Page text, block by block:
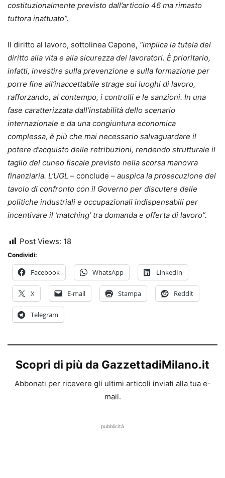
costituzionalmente previsto dall’articolo 46 ma rimasto
tuttora inattuato”.
Il diritto al lavoro, sottolinea Capone, “implica la tutela del
diritto alla vita e alla sicurezza dei lavoratori. È prioritario,
infatti, investire sulla prevenzione e sulla formazione per
porre fine all’inaccettabile strage sui luoghi di lavoro,
rafforzando, al contempo, i controlli e le sanzioni. In una
fase caratterizzata dall’instabilità dello scenario
internazionale e da una congiuntura economica
complessa, è più che mai necessario salvaguardare il
potere d’acquisto delle retribuzioni, rendendo strutturale il
taglio del cuneo fiscale previsto nella scorsa manovra
finanziaria. L’UGL – conclude – auspica la prosecuzione del
tavolo di confronto con il Governo per discutere delle
politiche industriali e occupazionali indispensabili per
incentivare il ‘matching’ tra domanda e offerta di lavoro”.
Post Views: 18
Condividi:
Facebook WhatsApp LinkedIn
X E-mail Stampa Reddit
Telegram
Scopri di più da GazzettadiMilano.it
Abbonati per ricevere gli ultimi articoli inviati alla tua e-
mail.
pubblicità